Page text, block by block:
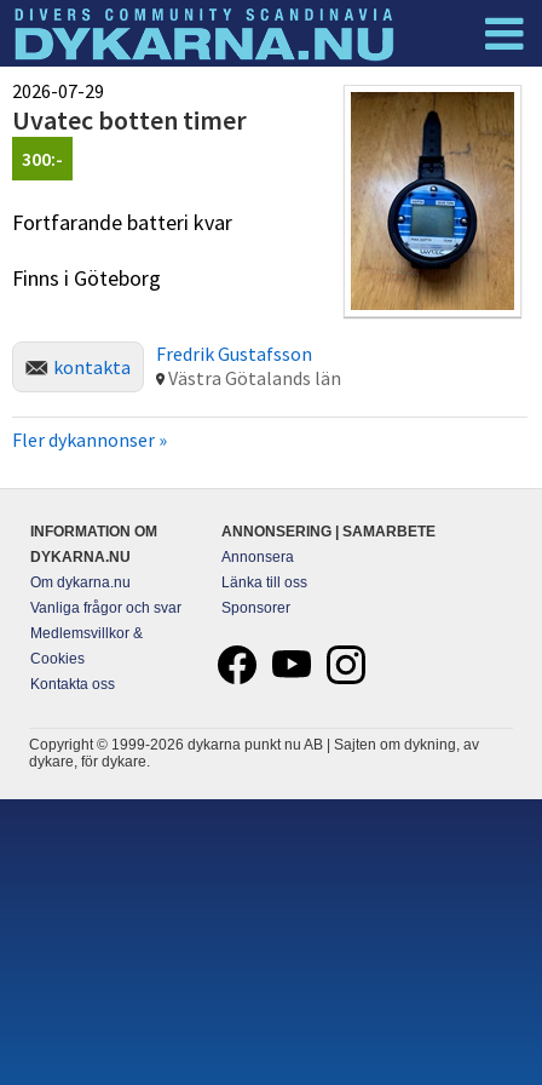
Dyknyheter Logga in
2026-07-29
Uvatec botten timer
300:-
Fortfarande batteri kvar
Finns i Göteborg
kontakta
Fredrik Gustafsson
Västra Götalands län
Fler dykannonser »
INFORMATION OM
DYKARNA.NU
Om dykarna.nu
Vanliga frågor och svar
Medlemsvillkor &
Cookies
Kontakta oss
ANNONSERING | SAMARBETE
Annonsera
Länka till oss
Sponsorer
Copyright © 1999-2026 dykarna punkt nu AB | Sajten om dykning, av
dykare, för dykare.